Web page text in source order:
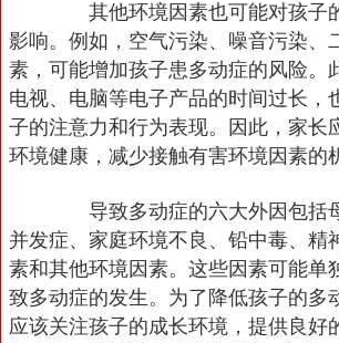
其他环境因素也可能对孩子
影响。例如，空气污染、噪音污染、
素，可能增加孩子患多动症的风险。
电视、电脑等电子产品的时间过长，
子的注意力和行为表现。因此，家长
环境健康，减少接触有害环境因素的
导致多动症的六大外因包括
并发症、家庭环境不良、铅中毒、精
素和其他环境因素。这些因素可能单
致多动症的发生。为了降低孩子的多
应该关注孩子的成长环境，提供良好